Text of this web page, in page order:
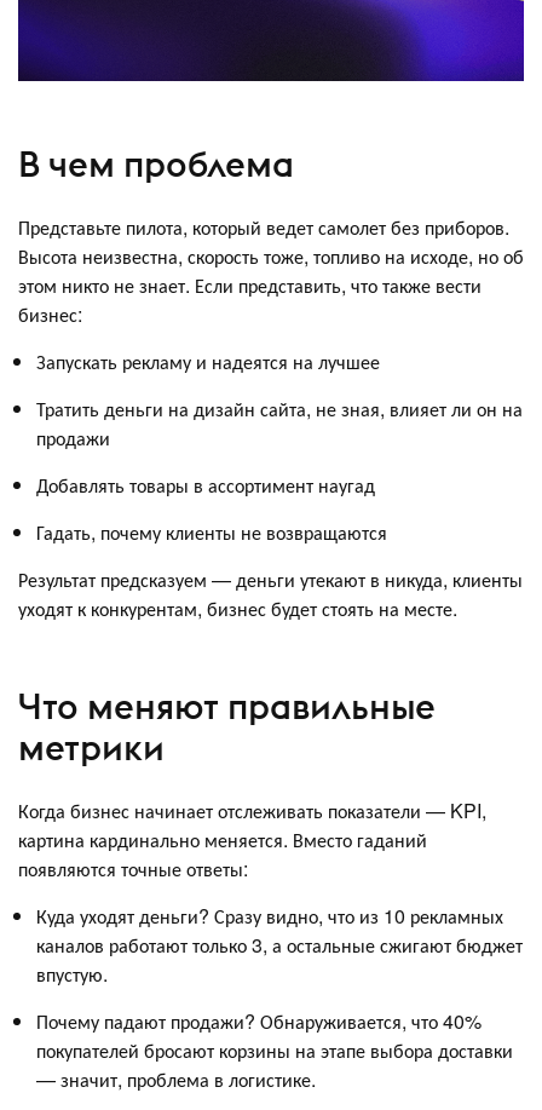
В чем проблема
Представьте пилота, который ведет самолет без приборов.
Высота неизвестна, скорость тоже, топливо на исходе, но об
этом никто не знает. Если представить, что также вести
бизнес:
Запускать рекламу и надеятся на лучшее
Тратить деньги на дизайн сайта, не зная, влияет ли он на
продажи
Добавлять товары в ассортимент наугад
Гадать, почему клиенты не возвращаются
Результат предсказуем — деньги утекают в никуда, клиенты
уходят к конкурентам, бизнес будет стоять на месте.
Что меняют правильные
метрики
Когда бизнес начинает отслеживать показатели — KPI,
картина кардинально меняется. Вместо гаданий
появляются точные ответы:
Куда уходят деньги? Сразу видно, что из 10 рекламных
каналов работают только 3, а остальные сжигают бюджет
впустую.
Почему падают продажи? Обнаруживается, что 40%
покупателей бросают корзины на этапе выбора доставки
— значит, проблема в логистике.